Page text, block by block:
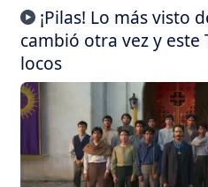
¡Pilas! Lo más visto
cambió otra vez y este
locos